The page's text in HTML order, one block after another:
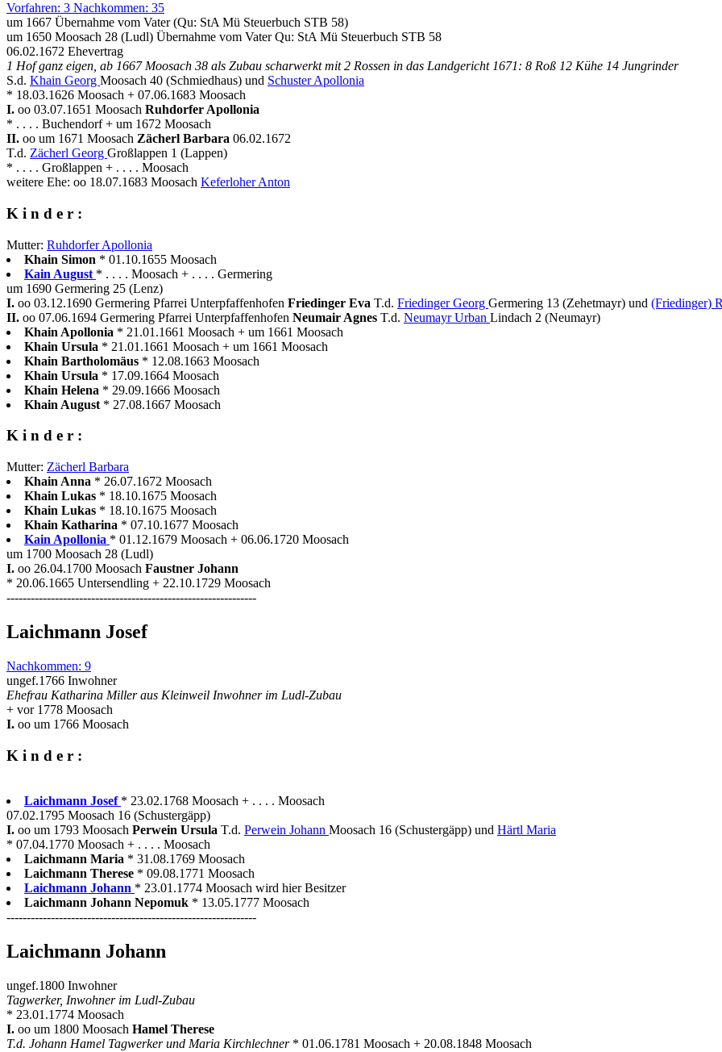
Vorfahren: 3 Nachkommen: 35
um 1667 Übernahme vom Vater (Qu: StA Mü Steuerbuch STB 58)
um 1650 Moosach 28 (Ludl) Übernahme vom Vater Qu: StA Mü Steuerbuch STB 58
06.02.1672 Ehevertrag
1 Hof ganz eigen, ab 1667 Moosach 38 als Zubau scharwerkt mit 2 Rossen in das Landgericht 1671: 8 Roß 12 Kühe 14 Jungrinder
S.d. Khain Georg Moosach 40 (Schmiedhaus) und Schuster Apollonia
* 18.03.1626 Moosach + 07.06.1683 Moosach
I. oo 03.07.1651 Moosach Ruhdorfer Apollonia
* . . . . Buchendorf + um 1672 Moosach
II. oo um 1671 Moosach Zächerl Barbara 06.02.1672
T.d. Zächerl Georg Großlappen 1 (Lappen)
* . . . . Großlappen + . . . . Moosach
weitere Ehe: oo 18.07.1683 Moosach Keferloher Anton
K i n d e r :
Mutter: Ruhdorfer Apollonia
Khain Simon * 01.10.1655 Moosach
Kain August * . . . . Moosach + . . . . Germering
um 1690 Germering 25 (Lenz)
I. oo 03.12.1690 Germering Pfarrei Unterpfaffenhofen Friedinger Eva T.d. Friedinger Georg Germering 13 (Zehetmayr) und (Friedinger)
II. oo 07.06.1694 Germering Pfarrei Unterpfaffenhofen Neumair Agnes T.d. Neumayr Urban Lindach 2 (Neumayr)
Khain Apollonia * 21.01.1661 Moosach + um 1661 Moosach
Khain Ursula * 21.01.1661 Moosach + um 1661 Moosach
Khain Bartholomäus * 12.08.1663 Moosach
Khain Ursula * 17.09.1664 Moosach
Khain Helena * 29.09.1666 Moosach
Khain August * 27.08.1667 Moosach
K i n d e r :
Mutter: Zächerl Barbara
Khain Anna * 26.07.1672 Moosach
Khain Lukas * 18.10.1675 Moosach
Khain Lukas * 18.10.1675 Moosach
Khain Katharina * 07.10.1677 Moosach
Kain Apollonia * 01.12.1679 Moosach + 06.06.1720 Moosach
um 1700 Moosach 28 (Ludl)
I. oo 26.04.1700 Moosach Faustner Johann
* 20.06.1665 Untersendling + 22.10.1729 Moosach
--------------------------------------------------------------
Laichmann Josef
Nachkommen: 9
ungef.1766 Inwohner
Ehefrau Katharina Miller aus Kleinweil Inwohner im Ludl-Zubau
+ vor 1778 Moosach
I. oo um 1766 Moosach
K i n d e r :
Laichmann Josef * 23.02.1768 Moosach + . . . . Moosach
07.02.1795 Moosach 16 (Schustergäpp)
I. oo um 1793 Moosach Perwein Ursula T.d. Perwein Johann Moosach 16 (Schustergäpp) und Härtl Maria
* 07.04.1770 Moosach + . . . . Moosach
Laichmann Maria * 31.08.1769 Moosach
Laichmann Therese * 09.08.1771 Moosach
Laichmann Johann * 23.01.1774 Moosach wird hier Besitzer
Laichmann Johann Nepomuk * 13.05.1777 Moosach
--------------------------------------------------------------
Laichmann Johann
ungef.1800 Inwohner
Tagwerker, Inwohner im Ludl-Zubau
* 23.01.1774 Moosach
I. oo um 1800 Moosach Hamel Therese
T.d. Johann Hamel Tagwerker und Maria Kirchlechner * 01.06.1781 Moosach + 20.08.1848 Moosach